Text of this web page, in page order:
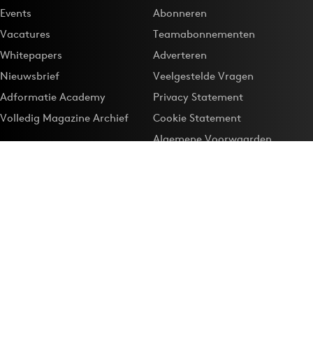
Events
Vacatures
Whitepapers
Nieuwsbrief
Adformatie Academy
Volledig Magazine Archief
Abonneren
Teamabonnementen
Adverteren
Veelgestelde Vragen
Privacy Statement
Cookie Statement
Algemene Voorwaarden